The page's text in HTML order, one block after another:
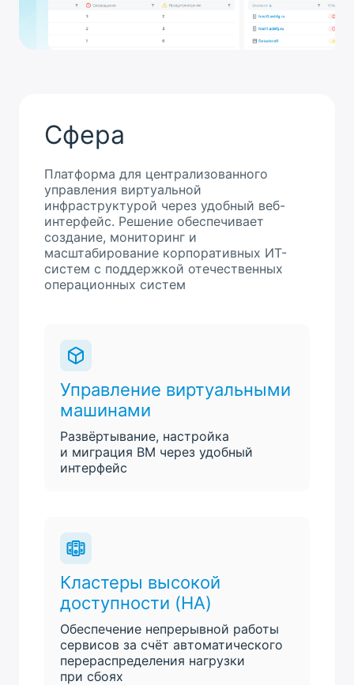
Сфера
Платформа для централизованного
управления виртуальной
инфраструктурой через удобный веб-
интерфейс. Решение обеспечивает
создание, мониторинг и
масштабирование корпоративных ИТ-
систем с поддержкой отечественных
операционных систем
Управление виртуальными
машинами
Развёртывание, настройка
и миграция ВМ через удобный
интерфейс
Кластеры высокой
доступности (HA)
Обеспечение непрерывной работы
сервисов за счёт автоматического
перераспределения нагрузки
при сбоях